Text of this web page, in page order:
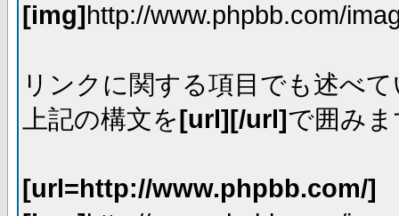
[img]http://www.phpbb.com/
リンクに関する項目でも述べ
上記の構文を[url][/url]で囲み
[url=http://www.phpbb.com/]